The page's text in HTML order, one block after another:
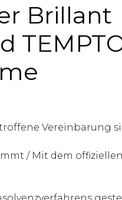
Brillant
Vereinbarung
/ Mit dem